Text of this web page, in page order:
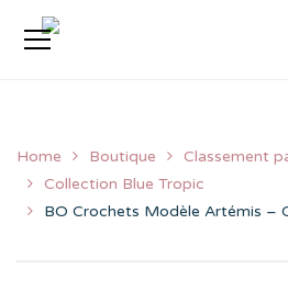
Home Boutique
Classement
Collection Blue Tropic
BO Crochets Modèle Artémis –